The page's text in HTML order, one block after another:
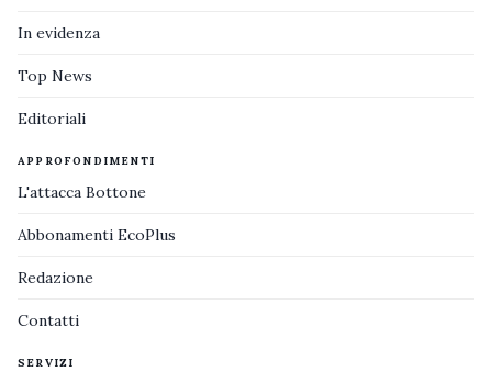
In evidenza
Top News
Editoriali
APPROFONDIMENTI
L'attacca Bottone
Abbonamenti EcoPlus
Redazione
Contatti
SERVIZI